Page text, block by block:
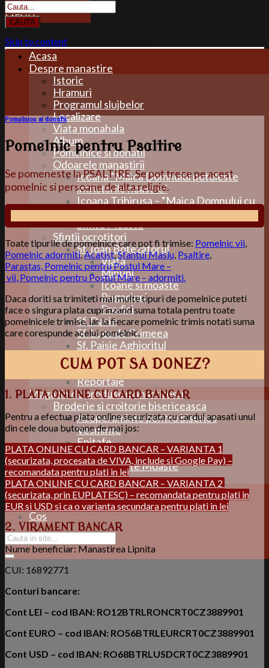
Skip to content
Manastirea Lipnita
Pomelnice si donatii
Pomelnic pentru Psaltire
Se pomeneste la PSALTIRE. Se pot trece pe acest
pomelnic si persoane de alta religie.
Toate tipurile de pomelnice care pot fi trimise: Pomelnic vii
Pomelnic adormiti,Acatist,Sfantul Maslu Psaltire
Parastas, Pomelnic pentru Postul Mare –
vii Pomelnic pentru Postul Mare – adormiti
Daca doriti sa trimiteti mai multe tipuri de pomelnice puteti
face o singura plata cuprinzand suma totala pentru toate
pomelnicele trimise, iar la fiecare pomelnic trimis notati suma
care corespunde acelui pomelnic.
CUM POT SA DONEZ?
1. PLATA ONLINE CU CARD BANCAR
Pentru a efectua plata online securizata cu cardul apasati unul
din cele doua butoane de mai jos:
PLATA ONLINE CU CARD BANCAR – VARIANTA 1
(securizata, procesata de VIVA, include si Google Pay) –
recomandata pentru plati in lei
PLATA ONLINE CU CARD BANCAR – VARIANTA 2
(securizata, prin EUPLATESC) – recomandata pentru plati in
EUR si USD si ca o varianta secundara pentru plati in lei
2. VIRAMENT BANCAR
Nume beneficiar: Manastirea Lipnita
CUI: 16892771
Conturi bancare:
Cont LEI – cod IBAN: RO12BTRLRONCRT0CZ3889901
Cont EURO – cod IBAN: RO56BTRLEURCRT0CZ3889901
Cont USD – cod IBAN: RO68BTRLUSDCRT0CZ3889901
Acasa
Despre manastire
Istoric
Hramuri
Programul slujbelor
Localizare
Viata monahala
Album
Pomelnice si donatii
Odoarele manastirii
Icoana “Maica Domnului potoleste
intristarile noastre”
Icoana Trihirusa – “Maica Domnului cu
trei maini”
Sfinte Moaste
Sfintii ocrotitori
Sf. Ioan Botezatorul
Viata
Minuni
Icoane si moaste
Rugaciuni
Predici
Sf. Dasie
Sf. Luca de Crimeea
Sf. Paisie Aghioritul
Articole si reportaje
Articole
Reportaje
Magazin de produse manastiresti
Broderie si croitorie bisericeasca
Acoperaminte pentru biserica
Vesminte
Epitafe
Pentru Sf. Evanghelie
Pentru Sfinte Moaste
Diverse
Contact
Contul meu
Cos